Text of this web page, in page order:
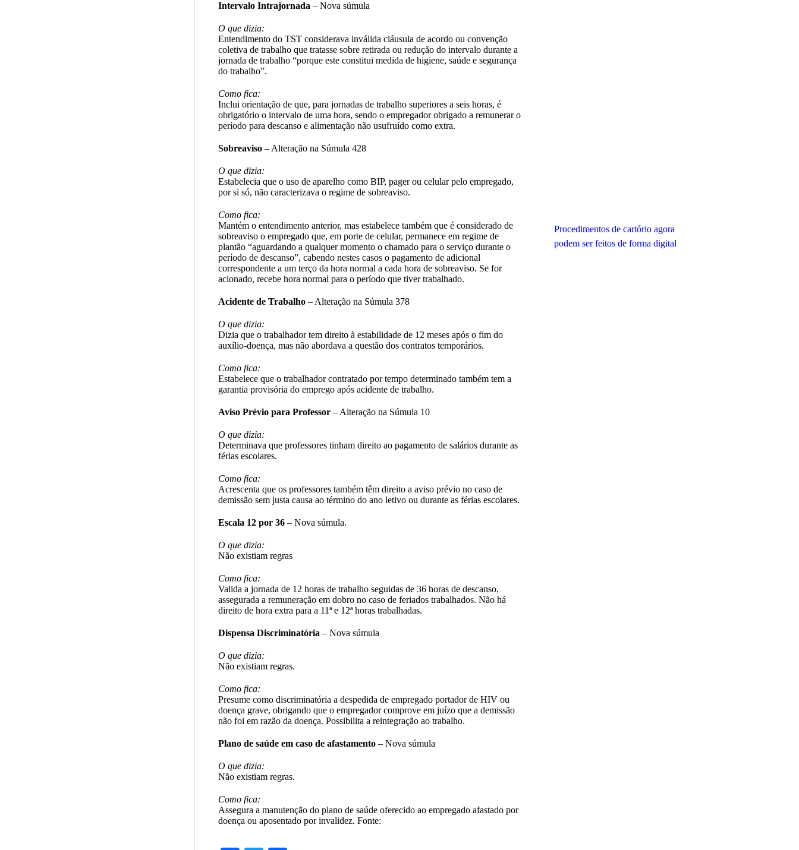
Intervalo Intrajornada – Nova súmula
O que dizia:
Entendimento do TST considerava inválida cláusula de acordo ou convenção
coletiva de trabalho que tratasse sobre retirada ou redução do intervalo durante a
jornada de trabalho “porque este constitui medida de higiene, saúde e segurança
do trabalho”.
Como fica:
Inclui orientação de que, para jornadas de trabalho superiores a seis horas, é
obrigatório o intervalo de uma hora, sendo o empregador obrigado a remunerar o
período para descanso e alimentação não usufruído como extra.
Sobreaviso – Alteração na Súmula 428
O que dizia:
Estabelecia que o uso de aparelho como BIP, pager ou celular pelo empregado,
por si só, não caracterizava o regime de sobreaviso.
Como fica:
Mantém o entendimento anterior, mas estabelece também que é considerado de
sobreaviso o empregado que, em porte de celular, permanece em regime de
plantão “aguardando a qualquer momento o chamado para o serviço durante o
período de descanso”, cabendo nestes casos o pagamento de adicional
correspondente a um terço da hora normal a cada hora de sobreaviso. Se for
acionado, recebe hora normal para o período que tiver trabalhado.
Acidente de Trabalho – Alteração na Súmula 378
O que dizia:
Dizia que o trabalhador tem direito à estabilidade de 12 meses após o fim do
auxílio-doença, mas não abordava a questão dos contratos temporários.
Como fica:
Estabelece que o trabalhador contratado por tempo determinado também tem a
garantia provisória do emprego após acidente de trabalho.
Aviso Prévio para Professor – Alteração na Súmula 10
O que dizia:
Determinava que professores tinham direito ao pagamento de salários durante as
férias escolares.
Como fica:
Acrescenta que os professores também têm direito a aviso prévio no caso de
demissão sem justa causa ao término do ano letivo ou durante as férias escolares.
Escala 12 por 36 – Nova súmula.
O que dizia:
Não existiam regras
Como fica:
Valida a jornada de 12 horas de trabalho seguidas de 36 horas de descanso,
assegurada a remuneração em dobro no caso de feriados trabalhados. Não há
direito de hora extra para a 11ª e 12ª horas trabalhadas.
Dispensa Discriminatória – Nova súmula
O que dizia:
Não existiam regras.
Como fica:
Presume como discriminatória a despedida de empregado portador de HIV ou
doença grave, obrigando que o empregador comprove em juízo que a demissão
não foi em razão da doença. Possibilita a reintegração ao trabalho.
Plano de saúde em caso de afastamento – Nova súmula
O que dizia:
Não existiam regras.
Como fica:
Assegura a manutenção do plano de saúde oferecido ao empregado afastado por
doença ou aposentado por invalidez. Fonte:
Procedimentos de cartório agora
podem ser feitos de forma digital